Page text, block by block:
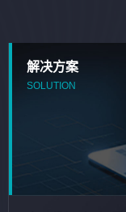
解决方案
SOLUTION